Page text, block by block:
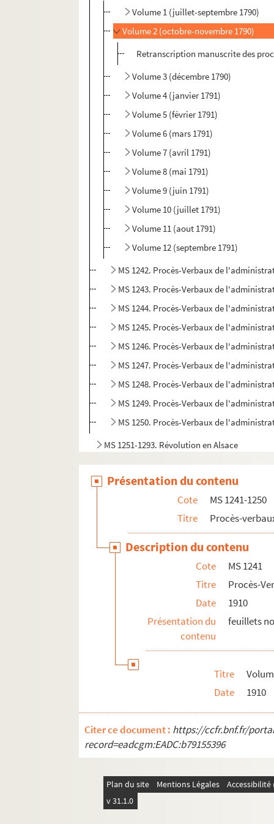
Volume 1 (juillet-septembre 1790)
Volume 2 (octobre-novembre 1790)
Retranscription manuscrite des
Volume 3 (décembre 1790)
Volume 4 (janvier 1791)
Volume 5 (février 1791)
Volume 6 (mars 1791)
Volume 7 (avril 1791)
Volume 8 (mai 1791)
Volume 9 (juin 1791)
Volume 10 (juillet 1791)
Volume 11 (aout 1791)
Volume 12 (septembre 1791)
MS 1242. Procès-Verbaux de
MS 1243. Procès-Verbaux de
MS 1244. Procès-Verbaux de
MS 1245. Procès-Verbaux de
MS 1246. Procès-Verbaux de
MS 1247. Procès-Verbaux de
MS 1248. Procès-Verbaux de
MS 1249. Procès-Verbaux de
MS 1250. Procès-Verbaux de
MS 1251-1293. Révolution en Alsace
MS 1294. Correspondance entre Berger-
MS 1429. Papiers et notes de famille - famille
Présentation du contenu
Cote
MS 1241-1250
Titre
Procès-
Description du contenu
Cote
MS 1241
Titre
Procès-
Date
1910
Présentation du
contenu
feuillets
Titre
Date
1910
Citer ce document : https://ccfr.bnf.fr/
record=eadcgm:EADC:b79155396
Plan du site Mentions Légales
v 31.1.0